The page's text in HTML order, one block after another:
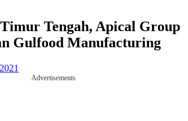
Tengah, Apical Group
Gulfood Manufacturing
Advertisements